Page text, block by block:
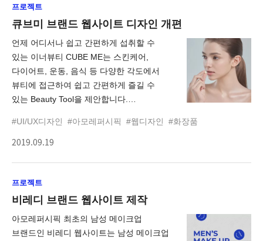
프로젝트
큐브미 브랜드 웹사이트 디자인 개편
언제 어디서나 쉽고 간편하게 섭취할 수
있는 이너뷰티 CUBE ME는 스킨케어,
다이어트, 운동, 음식 등 다양한 각도에서
뷰티에 접근하여 쉽고 간편하게 즐길 수
있는 Beauty Tool을 제안합니다.
새롭게 론칭하는 목적으로 진행되었으며,
모바일 중심의 플랫폼 환경에 대응할 수
#UI/UX디자인 #아모레퍼시픽 #웹디자인 #화장품
2019.09.19
프로젝트
비레디 브랜드 웹사이트 제작
아모레퍼시픽 최초의 남성 메이크업
브랜드인 비레디 웹사이트는 남성 메이크업